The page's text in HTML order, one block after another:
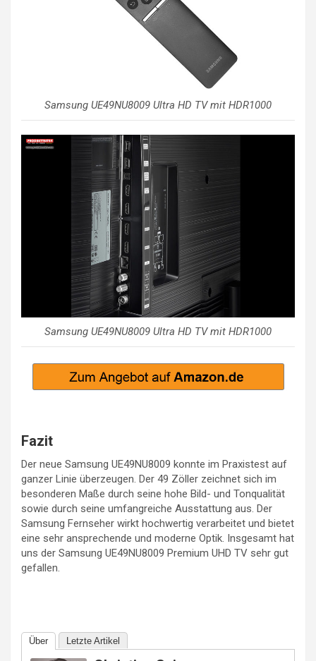
Samsung UE49NU8009 Ultra HD TV mit HDR1000
Samsung UE49NU8009 Ultra HD TV mit HDR1000
Fazit
Der neue Samsung UE49NU8009 konnte im Praxistest auf
ganzer Linie überzeugen. Der 49 Zöller zeichnet sich im
besonderen Maße durch seine hohe Bild- und Tonqualität
sowie durch seine umfangreiche Ausstattung aus. Der
Samsung Fernseher wirkt hochwertig verarbeitet und bietet
eine sehr ansprechende und moderne Optik. Insgesamt hat
uns der Samsung UE49NU8009 Premium UHD TV sehr gut
gefallen.
Über Letzte Artikel